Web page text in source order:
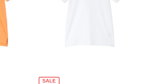
SALE